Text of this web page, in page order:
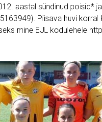
aastal sündinud poisid*
Piisava huvi
mine EJL kodulehele